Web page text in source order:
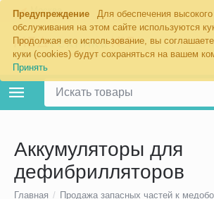
Предупреждение
Для обеспечения
обслуживания на этом сайте используются
Продолжая его использование, вы
куки (cookies) будут сохраняться на вашем
Принять
Москва
Аккумуляторы для
дефибрилляторов
Главная / Продажа запасных частей к